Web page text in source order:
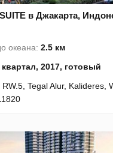
в Джакарта,
океана:2.5 км
квартал, 2017, готовый
Tegal Alur, Kalideres,